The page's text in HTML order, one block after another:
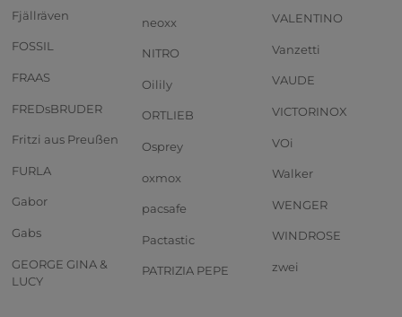
Fjällräven
FOSSIL
FRAAS
FREDsBRUDER
Fritzi aus Preußen
FURLA
Gabor
Gabs
GEORGE GINA &
LUCY
neoxx
NITRO
Oilily
ORTLIEB
Osprey
oxmox
pacsafe
Pactastic
PATRIZIA PEPE
VALENTINO
Vanzetti
VAUDE
VICTORINOX
VOi
Walker
WENGER
WINDROSE
zwei